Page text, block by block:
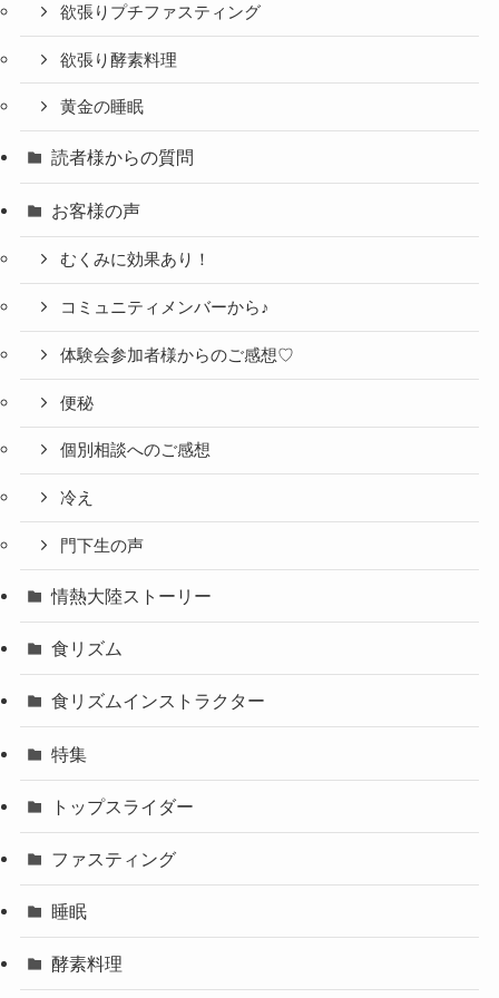
欲張りプチファスティング
欲張り酵素料理
黄金の睡眠
読者様からの質問
お客様の声
むくみに効果あり！
コミュニティメンバーから♪
体験会参加者様からのご感想♡
便秘
個別相談へのご感想
冷え
門下生の声
情熱大陸ストーリー
食リズム
食リズムインストラクター
特集
トップスライダー
ファスティング
睡眠
酵素料理